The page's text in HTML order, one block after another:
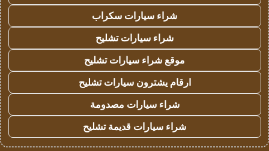
شراء سيارات سكراب
شراء سيارات تشليح
موقع شراء سيارات تشليح
ارقام يشترون سيارات تشليح
شراء سيارات مصدومة
شراء سيارات قديمة تشليح